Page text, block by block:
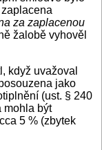
za zaplacenou
žalobě vyhověl
když uvažoval
jako
(ust. § 240
mohla být
5 % (zbytek